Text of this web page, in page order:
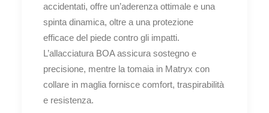
accidentati, offre un’aderenza ottimale e una
spinta dinamica, oltre a una protezione
efficace del piede contro gli impatti.
L’allacciatura BOA assicura sostegno e
precisione, mentre la tomaia in Matryx con
collare in maglia fornisce comfort, traspirabilità
e resistenza.